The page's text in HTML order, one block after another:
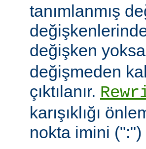
tanımlanmış
değişken yoksa
değişmeden
çıktılanır.
karışıklığı
nokta imini